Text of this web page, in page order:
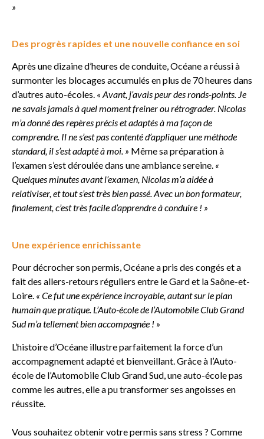
»
Des progrès rapides et une nouvelle confiance en soi
Après une dizaine d’heures de conduite, Océane a réussi à
surmonter les blocages accumulés en plus de 70 heures dans
d’autres auto-écoles. « Avant, j’avais peur des ronds-points. Je
ne savais jamais à quel moment freiner ou rétrograder. Nicolas
m’a donné des repères précis et adaptés à ma façon de
comprendre. Il ne s’est pas contenté d’appliquer une méthode
standard, il s’est adapté à moi. » Même sa préparation à
l’examen s’est déroulée dans une ambiance sereine. «
Quelques minutes avant l’examen, Nicolas m’a aidée à
relativiser, et tout s’est très bien passé. Avec un bon formateur,
finalement, c’est très facile d’apprendre à conduire ! »
Une expérience enrichissante
Pour décrocher son permis, Océane a pris des congés et a
fait des allers-retours réguliers entre le Gard et la Saône-et-
Loire. « Ce fut une expérience incroyable, autant sur le plan
humain que pratique. L’Auto-école de l’Automobile Club Grand
Sud m’a tellement bien accompagnée ! »
L’histoire d’Océane illustre parfaitement la force d’un
accompagnement adapté et bienveillant. Grâce à l’Auto-
école de l’Automobile Club Grand Sud, une auto-école pas
comme les autres, elle a pu transformer ses angoisses en
réussite.
Vous souhaitez obtenir votre permis sans stress ? Comme